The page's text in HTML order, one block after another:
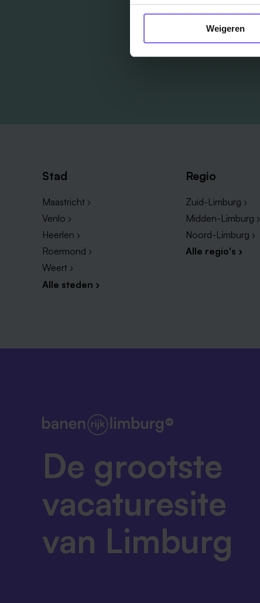
Weigeren
Stad
Maastricht ›
Venlo ›
Heerlen ›
Roermond ›
Weert ›
Alle steden ›
Regio
Zuid-Limburg ›
Midden-Limburg ›
Noord-Limburg ›
Alle regio's ›
De grootste
vacaturesite
van Limburg